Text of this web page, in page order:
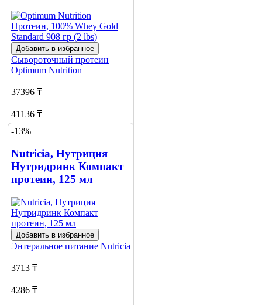
Добавить в избранное
Сывороточный протеин
Optimum Nutrition
37396 ₸
41136 ₸
Добавить в корзину
-13%
Nutricia, Нутриция
Нутридринк Компакт
протеин, 125 мл
Добавить в избранное
Энтеральное питание Nutricia
3713 ₸
4286 ₸